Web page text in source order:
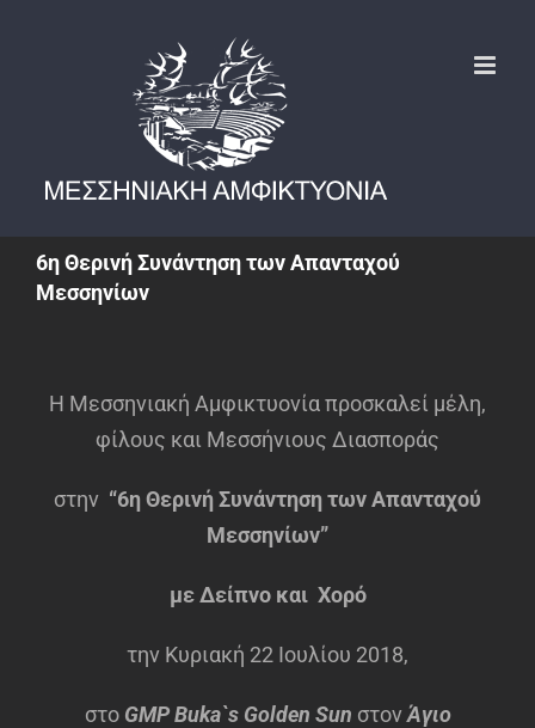
6η Θερινή Συνάντηση των Απανταχού
Μεσσηνίων
H Μεσσηνιακή Αμφικτυονία προσκαλεί μέλη,
φίλους και Μεσσήνιους Διασποράς
στην “6η Θερινή Συνάντηση των Απανταχού
Μεσσηνίων”
με Δείπνο και Χορό
την Κυριακή 22 Ιουλίου 2018,
στοGMPBuka`s Golden Sun στονΆγιο